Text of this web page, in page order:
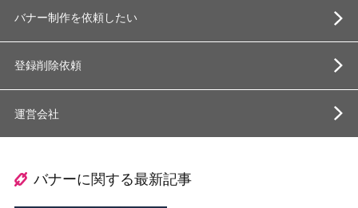
バナー制作を依頼したい
登録削除依頼
運営会社
バナーに関する最新記事